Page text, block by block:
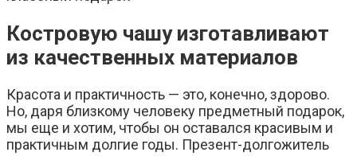
Костровую чашу изготавливают
из качественных материалов
Красота и практичность — это, конечно, здорово.
Но, даря близкому человеку предметный подарок,
мы еще и хотим, чтобы он оставался красивым и
практичным долгие годы. Презент-долгожитель